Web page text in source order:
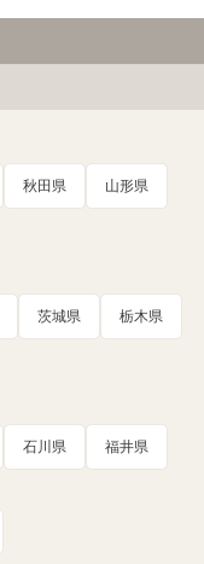
秋田県 山形県
茨城県 栃木県
石川県 福井県